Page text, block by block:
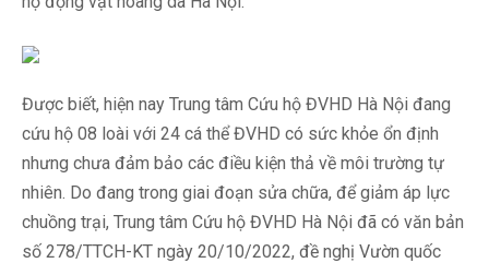
Được biết, hiện nay Trung tâm Cứu hộ ĐVHD Hà Nội đang
cứu hộ 08 loài với 24 cá thể ĐVHD có sức khỏe ổn định
nhưng chưa đảm bảo các điều kiện thả về môi trường tự
nhiên. Do đang trong giai đoạn sửa chữa, để giảm áp lực
chuồng trại, Trung tâm Cứu hộ ĐVHD Hà Nội đã có văn bản
số 278/TTCH-KT ngày 20/10/2022, đề nghị Vườn quốc